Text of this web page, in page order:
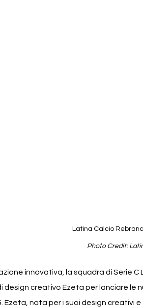
Latina Calcio
Photo Credit:
innovativa, la squadra di Serie
design creativo Ezeta per lanciare le
Ezeta, nota per i suoi design creativi